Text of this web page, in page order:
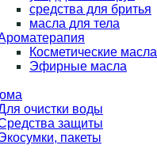
средства для бритья
масла для тела
Косметические масла
Эфирные масла
очистки воды
защиты
пакеты